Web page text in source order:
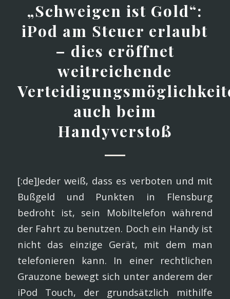
„Schweigen ist Gold“:
iPod am Steuer erlaubt
– dies eröffnet
weitreichende
auch beim
Handyverstoß
[:de]Jeder weiß, dass es verboten und mit
Bußgeld und Punkten in Flensburg
bedroht ist, sein Mobiltelefon während
der Fahrt zu benutzen. Doch ein Handy ist
nicht das einzige Gerät, mit dem man
telefonieren kann. In einer rechtlichen
Grauzone bewegt sich unter anderem der
iPod Touch, der grundsätzlich mithilfe